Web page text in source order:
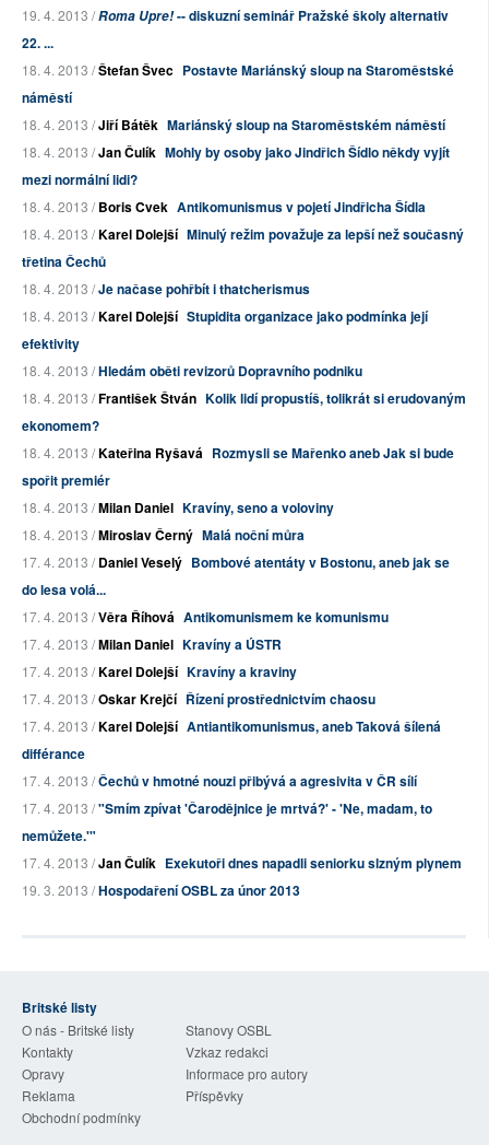
19. 4. 2013 /Roma Upre!-- diskuzní seminář Pražské školy alternativ
22. ...
18. 4. 2013 /Štefan Švec Postavte Mariánský sloup na Staroměstské
náměstí
18. 4. 2013 /Jiří Bátěk Mariánský sloup na Staroměstském náměstí
18. 4. 2013 /Jan Čulík Mohly by osoby jako Jindřich Šídlo někdy vyjít
mezi normální lidi?
18. 4. 2013 /Boris Cvek Antikomunismus v pojetí Jindřicha Šídla
18. 4. 2013 /Karel Dolejší Minulý režim považuje za lepší než současný
třetina Čechů
18. 4. 2013 /Je načase pohřbít i thatcherismus
18. 4. 2013 /Karel Dolejší Stupidita organizace jako podmínka její
efektivity
18. 4. 2013 /Hledám oběti revizorů Dopravního podniku
18. 4. 2013 /František Štván Kolik lidí propustíš, tolikrát si erudovaným
ekonomem?
18. 4. 2013 /Kateřina Ryšavá Rozmysli se Mařenko aneb Jak si bude
spořit premiér
18. 4. 2013 /Milan Daniel Kravíny, seno a voloviny
18. 4. 2013 /Miroslav Černý Malá noční můra
17. 4. 2013 /Daniel Veselý Bombové atentáty v Bostonu, aneb jak se
do lesa volá...
17. 4. 2013 /Věra Říhová Antikomunismem ke komunismu
17. 4. 2013 /Milan Daniel Kravíny a ÚSTR
17. 4. 2013 /Karel Dolejší Kravíny a kraviny
17. 4. 2013 /Oskar Krejčí Řízení prostřednictvím chaosu
17. 4. 2013 /Karel Dolejší Antiantikomunismus, aneb Taková šílená
différance
17. 4. 2013 /Čechů v hmotné nouzi přibývá a agresivita v ČR sílí
17. 4. 2013 /"Smím zpívat 'Čarodějnice je mrtvá?' - 'Ne, madam, to
nemůžete.'"
17. 4. 2013 /Jan Čulík Exekutoři dnes napadli seniorku slzným plynem
19. 3. 2013 /Hospodaření OSBL za únor 2013
Britské listy
O nás - Britské listy
Stanovy OSBL
Kontakty
Vzkaz redakci
Opravy
Informace pro autory
Reklama
Příspěvky
Obchodní podmínky